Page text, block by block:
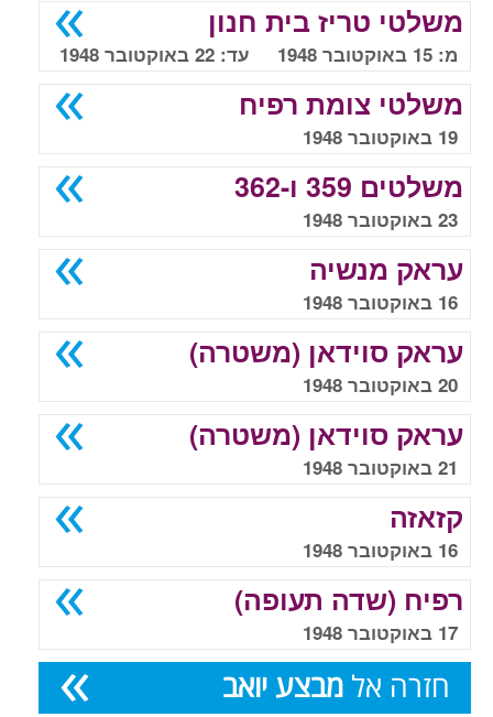
משלטי טריז בית חנון
מ: 15 באוקטובר 1948 עד: 22 באוקטובר 1948
משלטי צומת רפיח
19 באוקטובר 1948
משלטים 359 ו-362
23 באוקטובר 1948
עראק מנשיה
16 באוקטובר 1948
עראק סוידאן (משטרה)
20 באוקטובר 1948
עראק סוידאן (משטרה)
21 באוקטובר 1948
קזאזה
16 באוקטובר 1948
רפיח (שדה תעופה)
17 באוקטובר 1948
חזרה אל מבצע יואב